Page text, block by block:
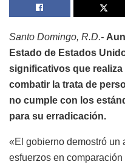
Santo Domingo, R.D.-
Estado de Estados
significativos que
combatir la trata de
no cumple con los
para su erradicación.
«El gobierno demostró un
esfuerzos en